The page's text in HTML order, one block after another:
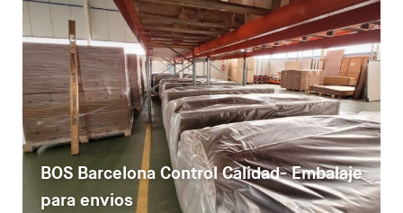
BOS Barcelona Control Calidad- Embalaje
para envios